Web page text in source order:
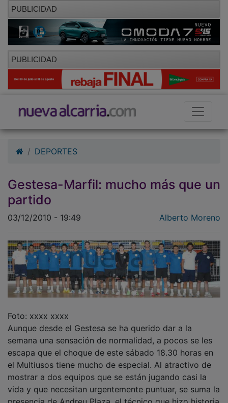
PUBLICIDAD
PUBLICIDAD
Gestesa-Marfil: mucho más que un
partido
03/12/2010 - 19:49
Aunque desde el Gestesa se ha querido dar a la
semana una sensación de normalidad, a pocos se les
escapa que el choque de este sábado 18.30 horas en
el Multiusos tiene mucho de especial. Al atractivo de
mostrar a dos equipos que se están jugando casi la
vida y que necesitan urgentemente puntuar, se suma la
presencia de Andreu Plaza, el técnico que hizo historia